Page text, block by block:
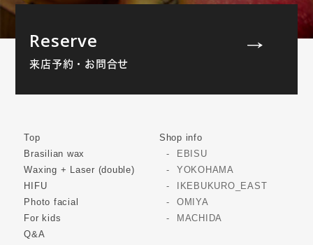
Reserve
来店予約・お問合せ
Top
Brasilian wax
Waxing + Laser (double)
HIFU
Photo facial
For kids
Q&A
Shop info
EBISU
YOKOHAMA
IKEBUKURO_EAST
OMIYA
MACHIDA